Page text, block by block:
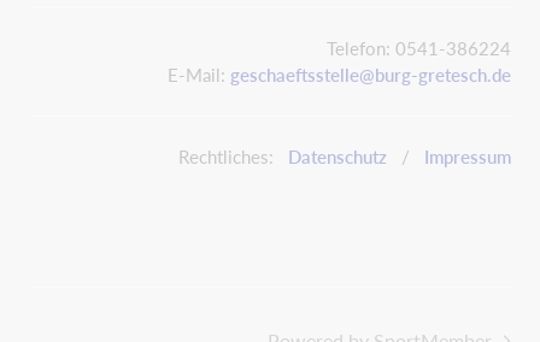
Telefon: 0541-386224
E-Mail: geschaeftsstelle@burg-gretesch.de
Rechtliches: Datenschutz / Impressum